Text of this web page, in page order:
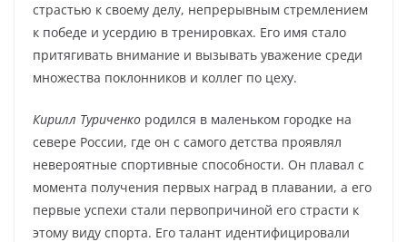
страстью к своему делу, непрерывным стремлением
к победе и усердию в тренировках. Его имя стало
притягивать внимание и вызывать уважение среди
множества поклонников и коллег по цеху.
Кирилл Туриченко родился в маленьком городке на
севере России, где он с самого детства проявлял
невероятные спортивные способности. Он плавал с
момента получения первых наград в плавании, а его
первые успехи стали первопричиной его страсти к
этому виду спорта. Его талант идентифицировали